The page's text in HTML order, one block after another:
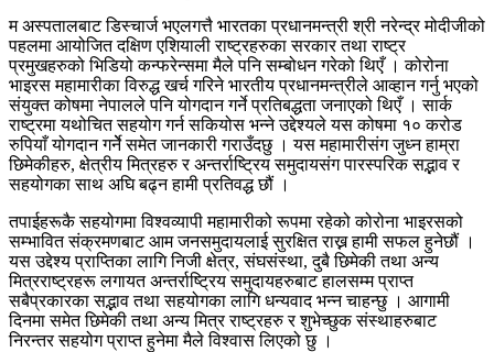
म अस्पतालबाट डिस्चार्ज भएलगत्तै भारतका प्रधानमन्त्री श्री नरेन्द्र मोदीजीको
पहलमा आयोजित दक्षिण एशियाली राष्ट्रहरुका सरकार तथा राष्ट्र
प्रमुखहरुको भिडियो कन्फरेन्समा मैले पनि सम्बोधन गरेको थिएँ । कोरोना
भाइरस महामारीका विरुद्ध खर्च गरिने भारतीय प्रधानमन्त्रीले आव्हान गर्नु भएको
संयुक्त कोषमा नेपालले पनि योगदान गर्ने प्रतिबद्धता जनाएको थिएँ । सार्क
राष्ट्रमा यथोचित सहयोग गर्न सकियोस भन्ने उद्देश्यले यस कोषमा १० करोड
रुपियाँ योगदान गर्नेे समेत जानकारी गराउँदछु । यस महामारीसंग जुध्न हाम्रा
छिमेकीहरु, क्षेत्रीय मित्रहरु र अन्तर्राष्ट्रिय समुदायसंग पारस्परिक सद्भाव र
सहयोगका साथ अघि बढ्न हामी प्रतिवद्ध छौं ।
तपाईहरूकै सहयोगमा विश्वव्यापी महामारीको रूपमा रहेको कोरोना भाइरसको
सम्भावित संक्रमणबाट आम जनसमुदायलाई सुरक्षित राख्न हामी सफल हुनेछौं ।
यस उद्देश्य प्राप्तिका लागि निजी क्षेत्र, संघसंस्था, दुबै छिमेकी तथा अन्य
मित्रराष्ट्रहरू लगायत अन्तर्राष्ट्रिय समुदायहरुबाट हालसम्म प्राप्त
सबैप्रकारका सद्भाव तथा सहयोगका लागि धन्यवाद भन्न चाहन्छु । आगामी
दिनमा समेत छिमेकी तथा अन्य मित्र राष्ट्रहरु र शुभेच्छुक संस्थाहरुबाट
निरन्तर सहयोग प्राप्त हुनेमा मैले विश्वास लिएको छु ।